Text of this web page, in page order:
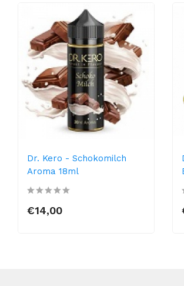
Dr. Kero - Schokomilch
Aroma 18ml
€14,00